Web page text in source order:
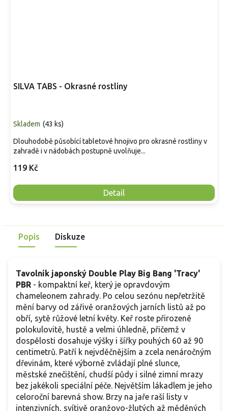
SILVA TABS - Okrasné rostliny
Skladem (43 ks)
119 Kč
Detail
Dlouhodobě působící tabletové hnojivo pro okrasné rostliny v
zahradě i v nádobách postupně uvolňuje...
Popis Diskuze
Tavolník japonský Double Play Big Bang 'Tracy'
PBR - kompaktní keř, který je opravdovým
chameleonem zahrady. Po celou sezónu nepřetržitě
mění barvy od zářivě oranžových jarních listů až po
obří, sytě růžové letní květy. Keř roste přirozeně
polokulovitě, hustě a velmi úhledně, přičemž v
dospělosti dosahuje výšky i šířky pouhých 60 až 90
centimetrů. Patří k nejvděčnějším a zcela nenáročným
dřevinám, které výborně zvládají plné slunce,
městské znečištění, chudší půdy i silné zimní mrazy
bez jakékoli speciální péče. Největším lákadlem je jeho
celoroční barevná show. Brzy na jaře raší listy v
intenzivních, svítivě oranžovo-žlutých až měděných